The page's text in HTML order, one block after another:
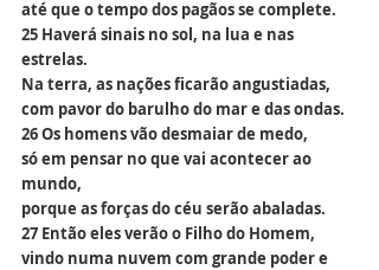
até que o tempo dos pagãos se complete.
25 Haverá sinais no sol, na lua e nas
estrelas.
Na terra, as nações ficarão angustiadas,
com pavor do barulho do mar e das ondas.
26 Os homens vão desmaiar de medo,
só em pensar no que vai acontecer ao
mundo,
porque as forças do céu serão abaladas.
27 Então eles verão o Filho do Homem,
vindo numa nuvem com grande poder e